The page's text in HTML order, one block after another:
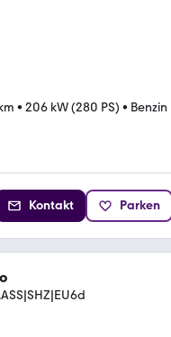
• 206 kW (280 PS) • Benzin
Kontakt Parken